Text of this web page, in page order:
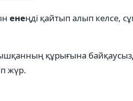
енеңді қайтып алып келсе,
құрығына
жүр.